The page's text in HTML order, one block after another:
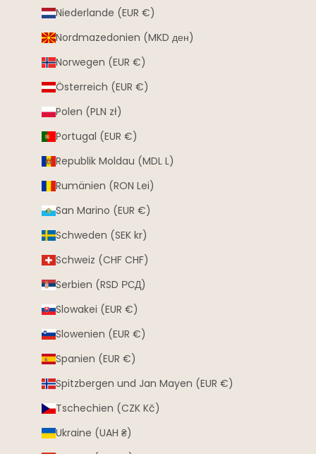
Niederlande (EUR €)
Nordmazedonien (MKD ден)
Norwegen (EUR €)
Österreich (EUR €)
Polen (PLN zł)
Portugal (EUR €)
Republik Moldau (MDL L)
Rumänien (RON Lei)
San Marino (EUR €)
Schweden (SEK kr)
Schweiz (CHF CHF)
Serbien (RSD РСД)
Slowakei (EUR €)
Slowenien (EUR €)
Spanien (EUR €)
Spitzbergen und Jan Mayen (EUR €)
Tschechien (CZK Kč)
Ukraine (UAH ₴)